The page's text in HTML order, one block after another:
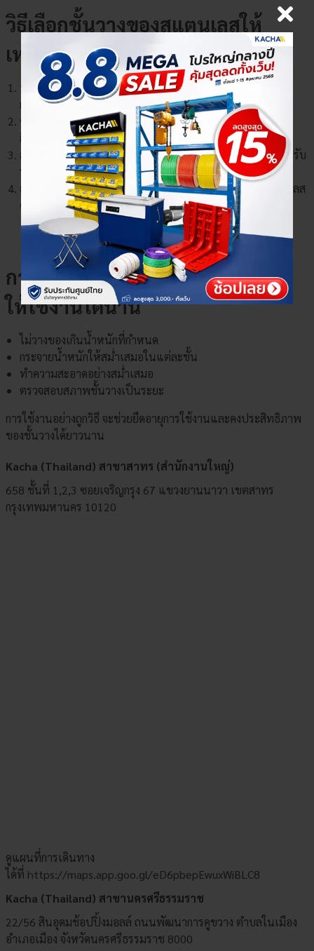
วิธีเลือกชั้นวางของสแตนเลสให้
เหมาะกับการใช้งาน
น้ำหนักที่ต้องจัดเก็บเลือกรุ่นที่รองรับน้ำหนักได้เหมาะสมกับ
การใช้งานจริง
ขนาดพื้นที่ติดตั้งวัดพื้นที่ ความสูง และความกว้างก่อนเลือก
สินค้า
ลักษณะการใช้งานหากต้องปรับเปลี่ยนบ่อย ควรเลือกแบบปรับ
ระดับได้
สภาพแวดล้อมพื้นที่ชื้นหรือเกี่ยวกับอาหาร ควรเลือกสแตนเลส
คุณภาพสูง
การดูแลรักษาชั้นวางของสแตนเลส
ให้ใช้งานได้นาน
ไม่วางของเกินน้ำหนักที่กำหนด
กระจายน้ำหนักให้สม่ำเสมอในแต่ละชั้น
ทำความสะอาดอย่างสม่ำเสมอ
ตรวจสอบสภาพชั้นวางเป็นระยะ
การใช้งานอย่างถูกวิธี จะช่วยยืดอายุการใช้งานและคงประสิทธิภาพ
ของชั้นวางได้ยาวนาน
Kacha (Thailand) สาขาสาทร (สำนักงานใหญ่)
658 ชั้นที่ 1,2,3 ซอยเจริญกรุง 67 แขวงยานนาวา เขตสาทร
กรุงเทพมหานคร 10120
ดูแผนที่การเดินทาง
ได้ที่ https://maps.app.goo.gl/eD6pbepEwuxWiBLC8
Kacha (Thailand) สาขานครศรีธรรมราช
22/56 สินอุดมช้อปปิ้งมอลล์ ถนนพัฒนาการคูขวาง ตำบลในเมือง
อำเภอเมือง จังหวัดนครศรีธรรมราช 8000
เลือกตัวเลือกสินค้า